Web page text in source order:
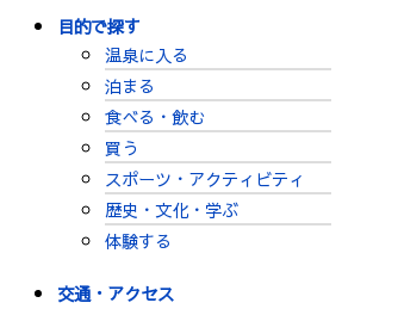
目的で探す
温泉に入る
泊まる
食べる・飲む
買う
スポーツ・アクティビティ
歴史・文化・学ぶ
体験する
交通・アクセス